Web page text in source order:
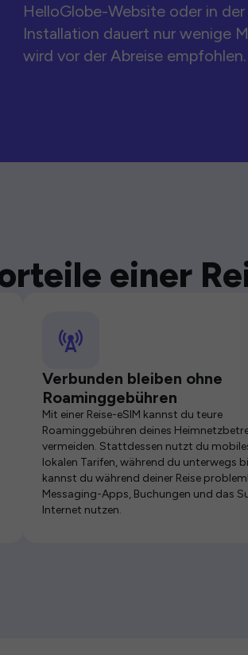
HelloGlobe-Website oder in der
Installation dauert nur wenige
wird vor der Abreise empfohlen.
einer
Verbunden bleiben ohne
Roaminggebühren
Mit einer Reise-eSIM kannst du teure
Roaminggebühren deines
vermeiden. Stattdessen nutzt du
lokalen Tarifen, während du unterwegs
kannst du während deiner Reise
Messaging-Apps, Buchungen und das
Internet nutzen.